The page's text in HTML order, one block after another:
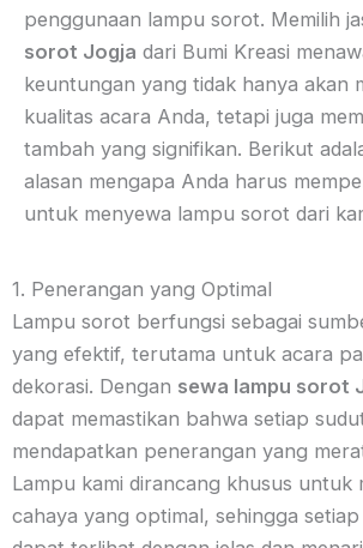
penggunaan lampu sorot. Memilih
sorot Jogja dari Bumi Kreasi
keuntungan yang tidak hanya akan
kualitas acara Anda, tetapi juga
tambah yang signifikan. Berikut
alasan mengapa Anda harus
untuk menyewa lampu sorot dari
1. Penerangan yang Optimal
Lampu sorot berfungsi sebagai
yang efektif, terutama untuk acara
dekorasi. Dengan sewa lampu sorot
dapat memastikan bahwa setiap
mendapatkan penerangan yang
Lampu kami dirancang khusus untuk
cahaya yang optimal, sehingga